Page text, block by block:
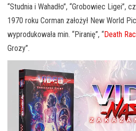
“Studnia i Wahadło”, “Grobowiec Ligei”,
1970 roku Corman założył New World
wyprodukowała min. “Piranię”, “Death
Grozy”.